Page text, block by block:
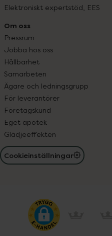
Elektroniskt expertstöd, EES
Om oss
Pressrum
Jobba hos oss
Hållbarhet
Samarbeten
Ägare och ledningsgrupp
För leverantörer
Företagskund
Eget apotek
Glädjeeffekten
Cookieinställningar